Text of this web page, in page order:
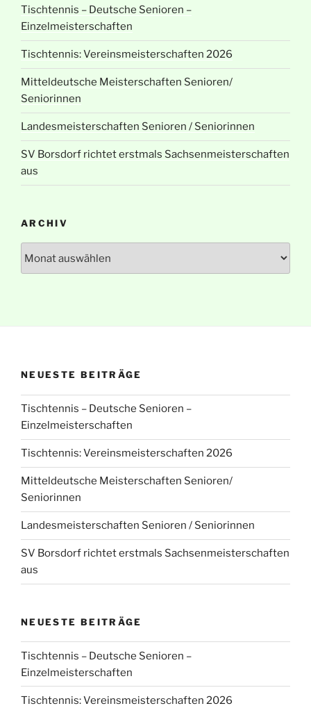
Tischtennis – Deutsche Senioren –
Einzelmeisterschaften
Tischtennis: Vereinsmeisterschaften 2026
Mitteldeutsche Meisterschaften Senioren/
Seniorinnen
Landesmeisterschaften Senioren / Seniorinnen
SV Borsdorf richtet erstmals Sachsenmeisterschaften
aus
ARCHIV
NEUESTE BEITRÄGE
Tischtennis – Deutsche Senioren –
Einzelmeisterschaften
Tischtennis: Vereinsmeisterschaften 2026
Mitteldeutsche Meisterschaften Senioren/
Seniorinnen
Landesmeisterschaften Senioren / Seniorinnen
SV Borsdorf richtet erstmals Sachsenmeisterschaften
aus
NEUESTE BEITRÄGE
Tischtennis – Deutsche Senioren –
Einzelmeisterschaften
Tischtennis: Vereinsmeisterschaften 2026